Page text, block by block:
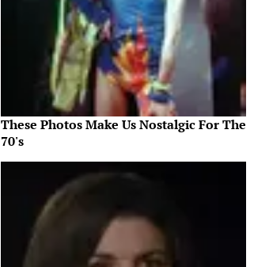
These Photos Make Us Nostalgic For The
70's